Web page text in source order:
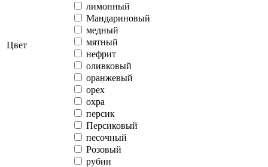
Цвет
лимонный
Мандариновый
медный
мятный
нефрит
оливковый
оранжевый
орех
охра
персик
Персиковый
песочный
Розовый
рубин